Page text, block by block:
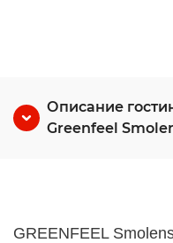
Описание
Greenfeel
GREENFEEL